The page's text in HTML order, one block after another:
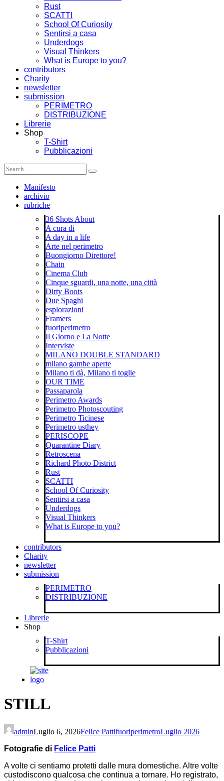
Rust
SCATTI
School Of Curiosity
Sentirsi a casa
Underdogs
Visual Thinkers
What is Europe to you?
contributors
Charity
newsletter
submission
PERIMETRO
DISTRIBUZIONE
Librerie
Shop
T-Shirt
Pubblicazioni
Manifesto
archivio
rubriche
36 Shots About
A cura di
A day in a life
Arte nel perimetro
Buongiorno Direttore!
Chain
Cinema Club
Cinque sguardi, una notte, una città
Dirty Boots
Due Spaghi
esplorazioni
Framers
fuoriperimetro
Il Giorno e La Notte
Interviste
MILANO DOUBLE STANDARD
milano gambe aperte
Milano ti dà, Milano ti toglie
OUR TIME
Passaparola
Perimetro Awards
Perimetro Photoscouting
Perimetro Ticinese
Perimetro usthey
PERISCOPE
Quarantine Diary
Retroscena
Richard Photo District
Rust
SCATTI
School Of Curiosity
Sentirsi a casa
Underdogs
Visual Thinkers
What is Europe to you?
contributors
Charity
newsletter
submission
PERIMETRO
DISTRIBUZIONE
Librerie
Shop
T-Shirt
Pubblicazioni
STILL
adminLuglio 6, 2026Felice PattifuoriperimetroLuglio 2026
Fotografie di Felice Patti
A volte ci sentiamo protetti dalle mura domestiche. Altre volte
custodiscono qualcosa che continua a tornare. Ho registrato,